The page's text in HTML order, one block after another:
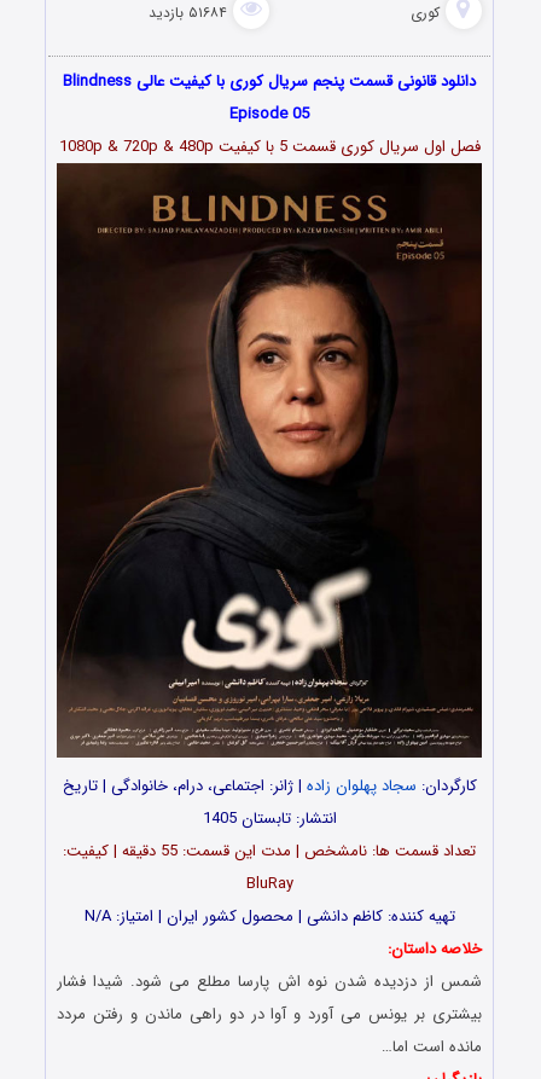
کوری ۵۱۶۸۴ بازدید
دانلود قانونی قسمت پنجم سریال کوری با کیفیت عالی Blindness
Episode 05
فصل اول سریال کوری قسمت 5 با کیفیت 1080p & 720p & 480p
کارگردان: سجاد پهلوان زاده | ژانر: اجتماعی، درام، خانوادگی | تاریخ
انتشار: تابستان 1405
تعداد قسمت‌ ها: نامشخص | مدت این قسمت: 55 دقیقه | کیفیت:
BluRay
تهیه کننده: کاظم دانشی | محصول کشور ایران | امتیاز: N/A
خلاصه داستان:
شمس از دزدیده شدن نوه اش پارسا مطلع می شود. شیدا فشار
بیشتری بر یونس می آورد و آوا در دو راهی ماندن و رفتن مردد
مانده است اما…